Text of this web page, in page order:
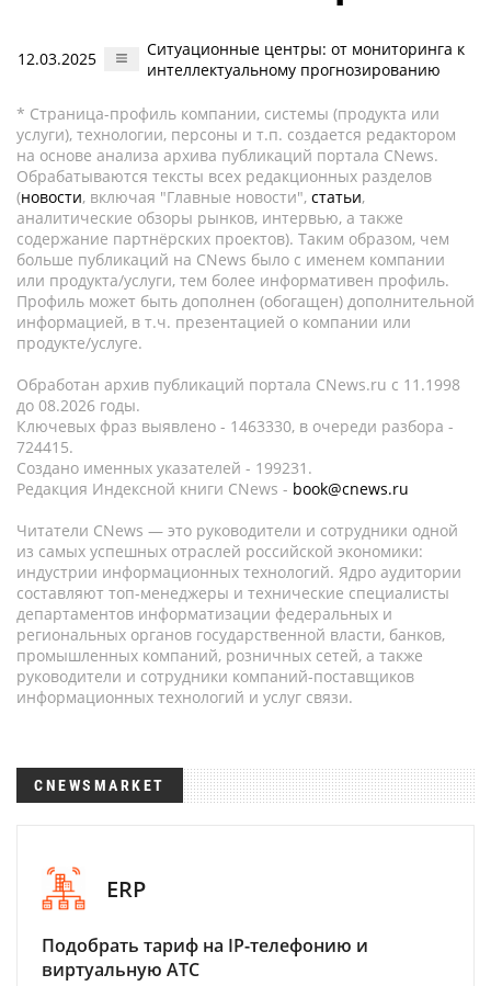
12.03.2025
Ситуационные центры: от мониторинга к
интеллектуальному прогнозированию
* Страница-профиль компании, системы (продукта или
услуги), технологии, персоны и т.п. создается редактором
на основе анализа архива публикаций портала CNews.
Обрабатываются тексты всех редакционных разделов
(новости, включая "Главные новости", статьи,
аналитические обзоры рынков, интервью, а также
содержание партнёрских проектов). Таким образом, чем
больше публикаций на CNews было с именем компании
или продукта/услуги, тем более информативен профиль.
Профиль может быть дополнен (обогащен) дополнительной
информацией, в т.ч. презентацией о компании или
продукте/услуге.
Обработан архив публикаций портала CNews.ru c 11.1998
до 08.2026 годы.
Ключевых фраз выявлено - 1463330, в очереди разбора -
724415.
Создано именных указателей - 199231.
Редакция Индексной книги CNews - book@cnews.ru
Читатели CNews — это руководители и сотрудники одной
из самых успешных отраслей российской экономики:
индустрии информационных технологий. Ядро аудитории
составляют топ-менеджеры и технические специалисты
департаментов информатизации федеральных и
региональных органов государственной власти, банков,
промышленных компаний, розничных сетей, а также
руководители и сотрудники компаний-поставщиков
информационных технологий и услуг связи.
CNEWSMARKET
ERP
Подобрать тариф на IP-телефонию и
виртуальную АТС